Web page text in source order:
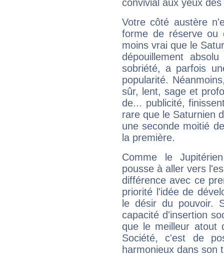
convivial aux yeux
Votre côté austère
forme de réserve
moins vrai que le
dépouillement
sobriété, a parfois
popularité.
sûr, lent, sage et
de... publicité,
rare que le Saturnien
une seconde moitié
la première.
Comme le
pousse à aller vers
différence avec ce
priorité l'idée de
le désir du pouvoir.
capacité d'insertion
que le meilleur atout
Société, c'est de
harmonieux dans son